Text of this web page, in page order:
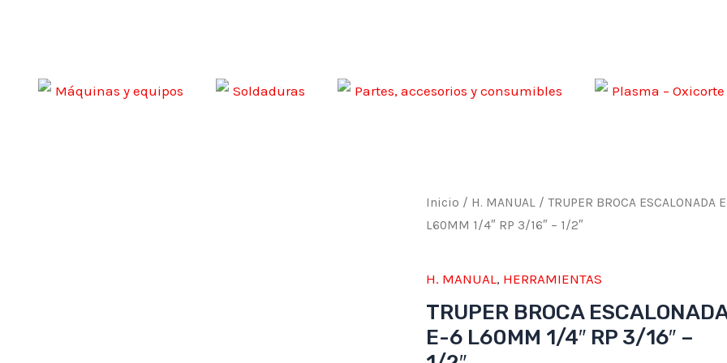
Máquinas y equipos Soldaduras Partes, accesorios y consumibles Plasma – Oxicorte
Inicio / H. MANUAL / TRUPER BROCA ESCALONADA
L60MM 1/4″ RP 3/16″ – 1/2″
H. MANUAL, HERRAMIENTAS
TRUPER BROCA
E-6 L60MM 1/4″ RP 3/16″ –
TRUPER
BROCA
L60MM
1/4"